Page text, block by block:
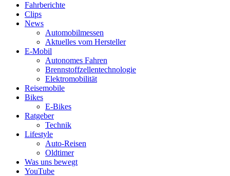
Fahrberichte
Clips
News
Automobilmessen
Aktuelles vom Hersteller
E-Mobil
Autonomes Fahren
Brennstoffzellentechnologie
Elektromobilität
Reisemobile
Bikes
E-Bikes
Ratgeber
Technik
Lifestyle
Auto-Reisen
Oldtimer
Was uns bewegt
YouTube